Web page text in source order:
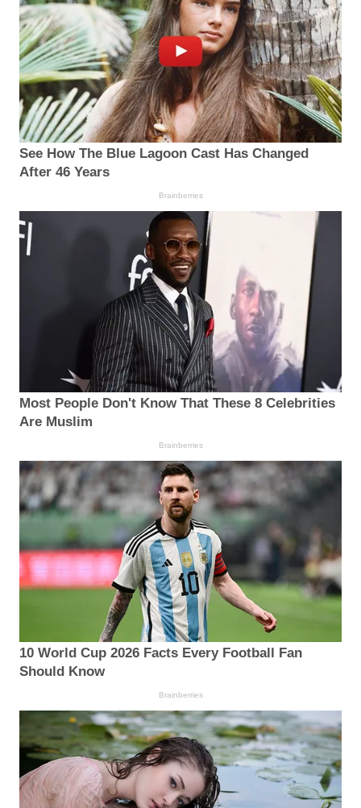
See How The Blue Lagoon Cast Has Changed
After 46 Years
Brainberries
Most People Don't Know That These 8 Celebrities
Are Muslim
Brainberries
10 World Cup 2026 Facts Every Football Fan
Should Know
Brainberries